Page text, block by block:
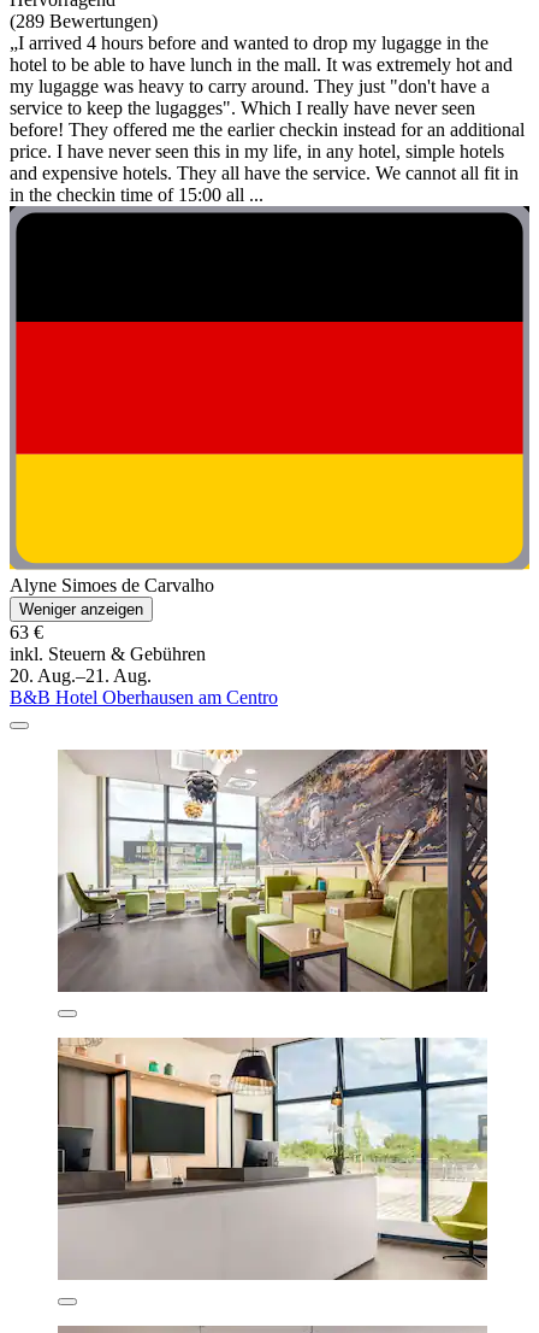
(289 Bewertungen)
„I arrived 4 hours before and wanted to drop my lugagge in the
hotel to be able to have lunch in the mall. It was extremely hot and
my lugagge was heavy to carry around. They just "don't have a
service to keep the lugagges". Which I really have never seen
before! They offered me the earlier checkin instead for an additional
price. I have never seen this in my life, in any hotel, simple hotels
and expensive hotels. They all have the service. We cannot all fit in
in the checkin time of 15:00 all ...
Alyne Simoes de Carvalho
Weniger anzeigen
63 €
inkl. Steuern & Gebühren
20. Aug.–21. Aug.
B&B Hotel Oberhausen am Centro